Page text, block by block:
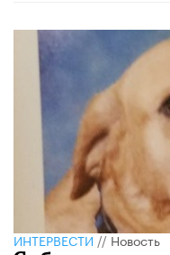
ИНТЕРВЕСТИ//Новость